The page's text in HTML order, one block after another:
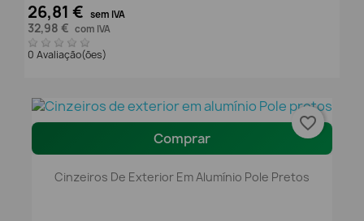
26,81 € sem IVA
32,98 € com IVA
0 Avaliação(ões)
Comprar
Cinzeiros De Exterior Em Alumínio Pole Pretos
favorite_border